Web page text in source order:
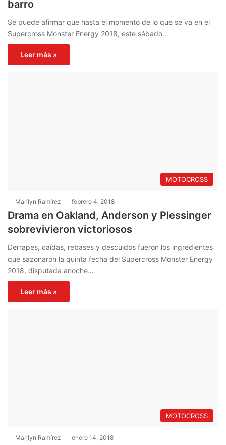
barro
Se puede afirmar que hasta el momento de lo que se va en el
Supercross Monster Energy 2018, este sábado…
Leer más »
MOTOCROSS
Marilyn Ramírez febrero 4, 2018
Drama en Oakland, Anderson y Plessinger
sobrevivieron victoriosos
Derrapes, caídas, rebases y descuidos fueron los ingredientes
que sazonaron la quinta fecha del Supercross Monster Energy
2018, disputada anoche…
Leer más »
MOTOCROSS
Marilyn Ramírez enero 14, 2018